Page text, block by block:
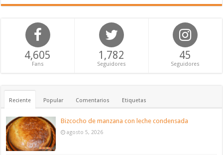
4,605
Fans
1,782
Seguidores
45
Seguidores
Reciente Popular Comentarios Etiquetas
Bizcocho de manzana con leche condensada
agosto 5, 2026